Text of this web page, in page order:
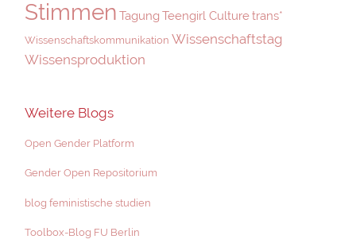
Stimmen Tagung Teengirl Culturetrans*
Wissenschaftskommunikation Wissenschaftstag
Wissensproduktion
Weitere Blogs
Open Gender Platform
Gender Open Repositorium
blog feministische studien
Toolbox-Blog FU Berlin